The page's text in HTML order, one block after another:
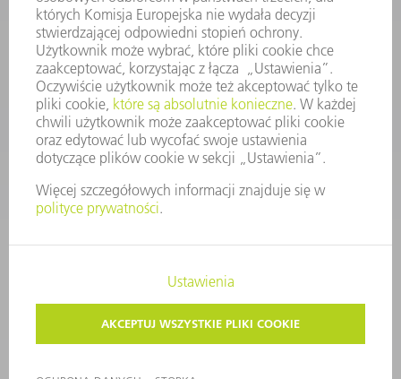
Dział Części Zamiennych i Narzędzi
48225753936
8.00 - 17.00
czesci.zamienne@trumpf.com
PRAWA AUTORSKIE I PRAWA DOTYCZĄCE ZNAKÓW TOWAROWYCH
WARUNKI UŻYTKOWANIA